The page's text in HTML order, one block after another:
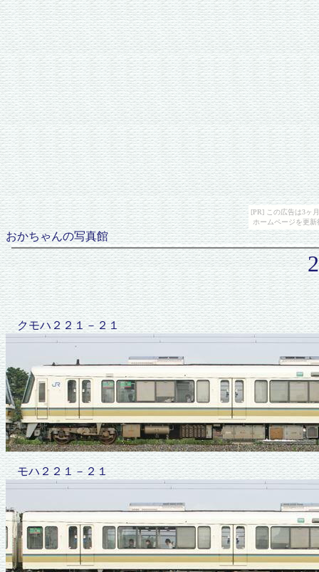
[PR] この広告は3ヶ
ホームページを更
おかちゃんの写真館
クモハ２２１－２１
モハ２２１－２１